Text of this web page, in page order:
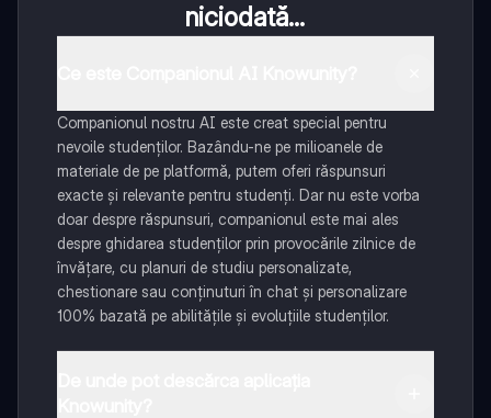
niciodată...
Companionul nostru AI este creat special pentru
nevoile studenților. Bazându-ne pe milioanele de
materiale de pe platformă, putem oferi răspunsuri
exacte și relevante pentru studenți. Dar nu este vorba
doar despre răspunsuri, companionul este mai ales
despre ghidarea studenților prin provocările zilnice de
învățare, cu planuri de studiu personalizate,
chestionare sau conținuturi în chat și personalizare
100% bazată pe abilitățile și evoluțiile studenților.